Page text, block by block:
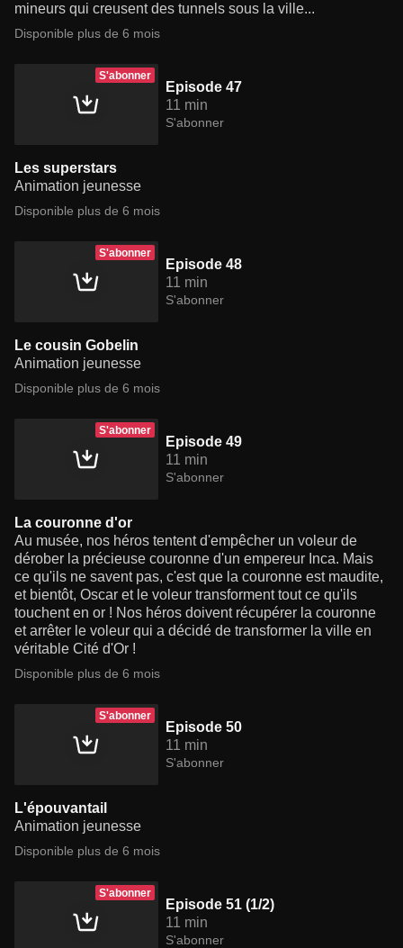
mineurs qui creusent des tunnels sous la ville...
Disponible plus de 6 mois
S'abonner
Episode 47
11 min
S'abonner
Les superstars
Animation jeunesse
Disponible plus de 6 mois
S'abonner
Episode 48
11 min
S'abonner
Le cousin Gobelin
Animation jeunesse
Disponible plus de 6 mois
S'abonner
Episode 49
11 min
S'abonner
La couronne d'or
Au musée, nos héros tentent d'empêcher un voleur de
dérober la précieuse couronne d'un empereur Inca. Mais
ce qu'ils ne savent pas, c'est que la couronne est maudite,
et bientôt, Oscar et le voleur transforment tout ce qu'ils
touchent en or ! Nos héros doivent récupérer la couronne
et arrêter le voleur qui a décidé de transformer la ville en
véritable Cité d'Or !
Disponible plus de 6 mois
S'abonner
Episode 50
11 min
S'abonner
L'épouvantail
Animation jeunesse
Disponible plus de 6 mois
S'abonner
Episode 51 (1/2)
11 min
S'abonner